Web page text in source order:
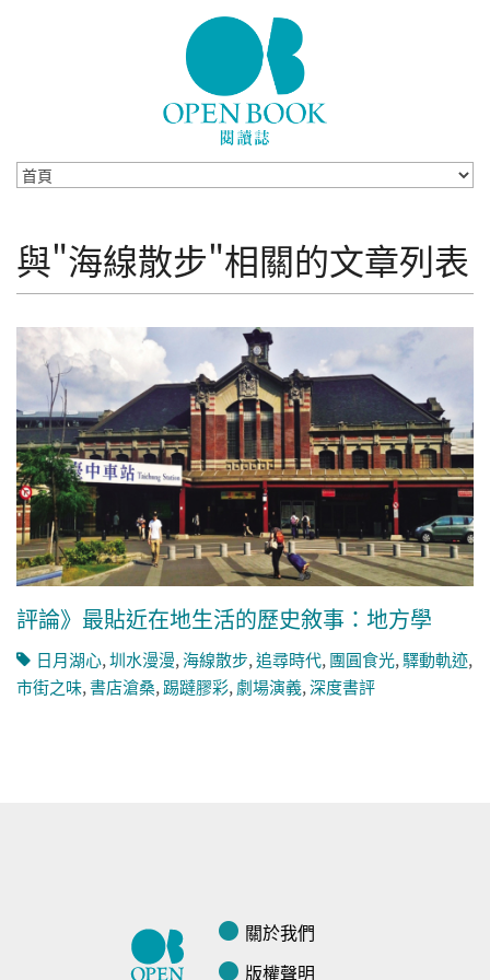
與"海線散步"相關的文章列表
評論》最貼近在地生活的歷史敘事：地方學
日月湖心,圳水漫漫,海線散步,追尋時代,團圓食光,驛動軌迹,
市街之味,書店滄桑,踢躂膠彩,劇場演義,深度書評
關於我們
版權聲明